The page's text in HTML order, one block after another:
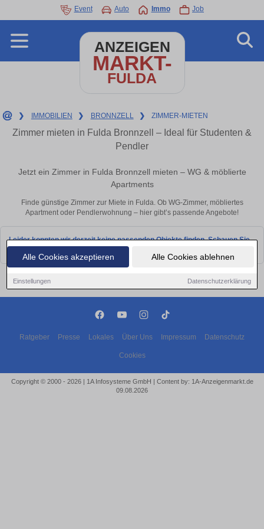
Alle Cookies akzeptieren Alle Cookies ablehnen
Einstellungen Datenschutzerklärung
Event Auto Immo Job
ANZEIGEN
MARKT-
FULDA
❯ IMMOBILIEN ❯ BRONNZELL ❯ ZIMMER-MIETEN
Zimmer mieten in Fulda Bronnzell – Ideal für Studenten &
Pendler
Jetzt ein Zimmer in Fulda Bronnzell mieten – WG & möblierte
Apartments
Finde günstige Zimmer zur Miete in Fulda. Ob WG-Zimmer, möbliertes
Apartment oder Pendlerwohnung – hier gibt’s passende Angebote!
Leider konnten wir derzeit keine passenden Objekte finden. Schauen Sie
Ratgeber Presse Lokales Über Uns Impressum Datenschutz
Cookies
Copyright © 2000 - 2026 | 1A Infosysteme GmbH | Content by: 1A-Anzeigenmarkt.de
09.08.2026